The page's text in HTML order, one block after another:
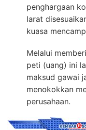
penghargaan
larat
kuasa
Melalui
peti (uang) ini
maksud gawai
menokokkan
perusahaan.